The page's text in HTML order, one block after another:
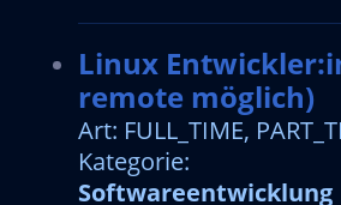
Linux
remote möglich)
Art: FULL_TIME,
Kategorie:
Softwareentwicklung